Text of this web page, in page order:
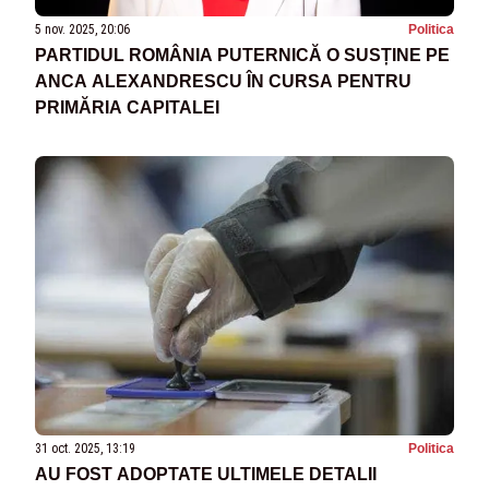
5 nov. 2025, 20:06 Politica
PARTIDUL ROMÂNIA PUTERNICĂ O SUSȚINE PE
ANCA ALEXANDRESCU ÎN CURSA PENTRU
PRIMĂRIA CAPITALEI
31 oct. 2025, 13:19 Politica
AU FOST ADOPTATE ULTIMELE DETALII